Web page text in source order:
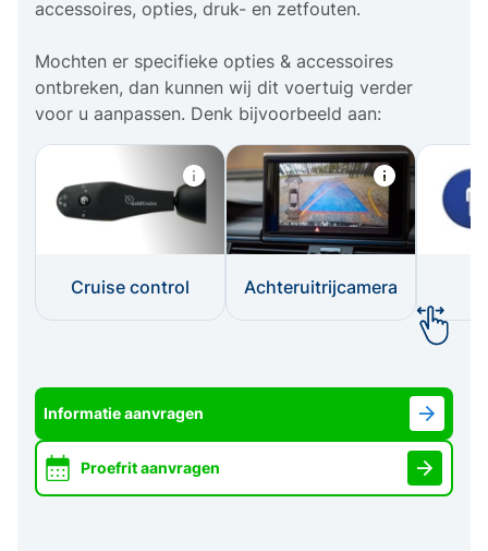
accessoires, opties, druk- en zetfouten.
Mochten er specifieke opties & accessoires
ontbreken, dan kunnen wij dit voertuig verder
voor u aanpassen. Denk bijvoorbeeld aan:
Cruise control Achteruitrijcamera
Informatie aanvragen
Proefrit aanvragen